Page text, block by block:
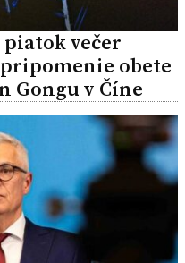
večer
obete
Gongu v Číne